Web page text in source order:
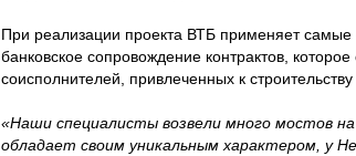
При реализации проекта ВТБ применяет
банковское сопровождение контрактов,
соисполнителей, привлеченных к
«Наши специалисты возвели много мостов
обладает своим уникальным характером, у